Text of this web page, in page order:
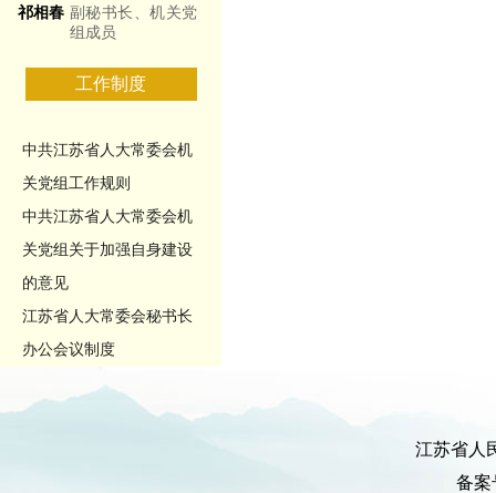
祁相春 副秘书长、机关党
组成员
工作制度
中共江苏省人大常委会机
关党组工作规则
中共江苏省人大常委会机
关党组关于加强自身建设
的意见
江苏省人大常委会秘书长
办公会议制度
江苏省人
备案